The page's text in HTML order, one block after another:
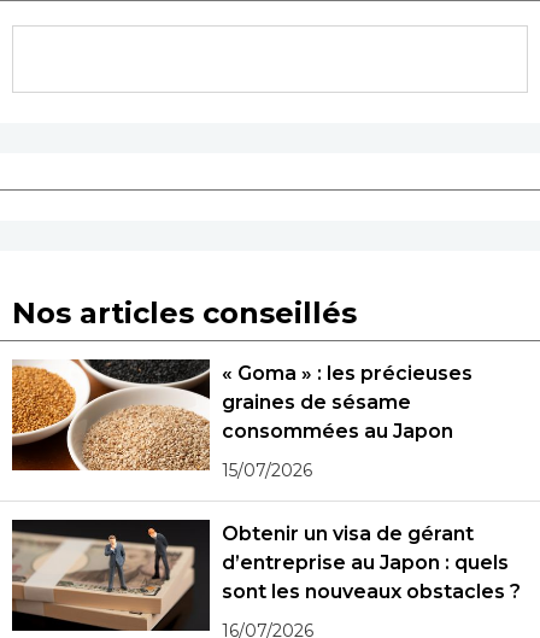
Nos articles conseillés
« Goma » : les précieuses
graines de sésame
consommées au Japon
15/07/2026
Obtenir un visa de gérant
d’entreprise au Japon : quels
sont les nouveaux obstacles ?
16/07/2026